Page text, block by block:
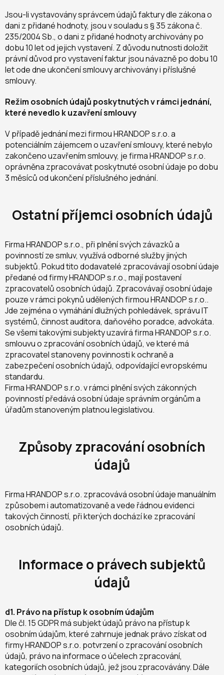
Jsou-li vystavovány správcem údajů faktury dle zákona o
dani z přidané hodnoty, jsou v souladu s § 35 zákona č.
235/2004 Sb., o dani z přidané hodnoty archivovány po
dobu 10 let od jejich vystavení. Z důvodu nutnosti doložit
právní důvod pro vystavení faktur jsou návazně po dobu 10
let ode dne ukončení smlouvy archivovány i příslušné
smlouvy.
Režim osobních údajů poskytnutých v rámci jednání,
které nevedlo k uzavření smlouvy
V případě jednání mezi firmou HRANDOP s.r.o. a
potenciálním zájemcem o uzavření smlouvy, které nebylo
zakončeno uzavřením smlouvy, je firma HRANDOP s.r.o.
oprávněna zpracovávat poskytnuté osobní údaje po dobu
3 měsíců od ukončení příslušného jednání.
Ostatní příjemci osobních údajů
Firma HRANDOP s.r.o., při plnění svých závazků a
povinností ze smluv, využívá odborné služby jiných
subjektů. Pokud tito dodavatelé zpracovávají osobní údaje
předané od firmy HRANDOP s.r.o., mají postavení
zpracovatelů osobních údajů. Zpracovávají osobní údaje
pouze v rámci pokynů udělených firmou HRANDOP s.r.o..
Jde zejména o vymáhání dlužných pohledávek, správu IT
systémů, činnost auditora, daňového poradce, advokáta.
Se všemi takovými subjekty uzavírá firma HRANDOP s.r.o.
smlouvu o zpracování osobních údajů, ve které má
zpracovatel stanoveny povinnosti k ochraně a
zabezpečení osobních údajů, odpovídající evropskému
standardu.
Firma HRANDOP s.r.o. v rámci plnění svých zákonných
povinností předává osobní údaje správním orgánům a
úřadům stanoveným platnou legislativou.
Způsoby zpracování osobních
údajů
Firma HRANDOP s.r.o. zpracovává osobní údaje manuálním
způsobem i automatizovaně a vede řádnou evidenci
takových činností, při kterých dochází ke zpracování
osobních údajů.
Informace o právech subjektů
údajů
d1. Právo na přístup k osobním údajům
Dle čl. 15 GDPR má subjekt údajů právo na přístup k
osobním údajům, které zahrnuje jednak právo získat od
firmy HRANDOP s.r.o. potvrzení o zpracování osobních
údajů, právo na informace o účelech zpracování,
kategoriích osobních údajů, jež jsou zpracovávány. Dále